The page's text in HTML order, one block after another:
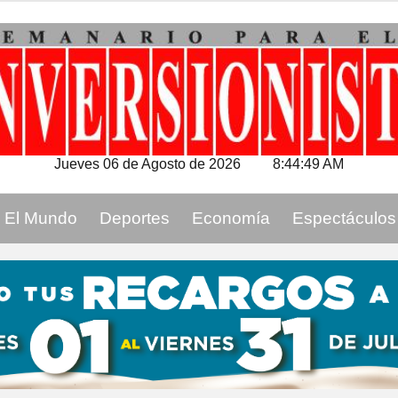
Jueves 06 de Agosto de 2026 8:44:50 AM
El Mundo Deportes Economía Espectáculos